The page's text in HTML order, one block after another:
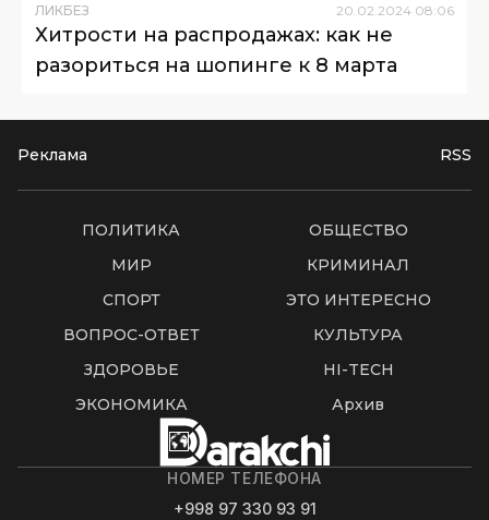
ЛИКБЕЗ 20.02.2024 08:06
Хитрости на распродажах: как не
разориться на шопинге к 8 марта
Реклама RSS
ПОЛИТИКА
ОБЩЕСТВО
МИР
КРИМИНАЛ
СПОРТ
ЭТО ИНТЕРЕСНО
ВОПРОС-ОТВЕТ
КУЛЬТУРА
ЗДОРОВЬЕ
HI-TECH
ЭКОНОМИКА
Архив
НОМЕР ТЕЛЕФОНА
+998 97 330 93 91